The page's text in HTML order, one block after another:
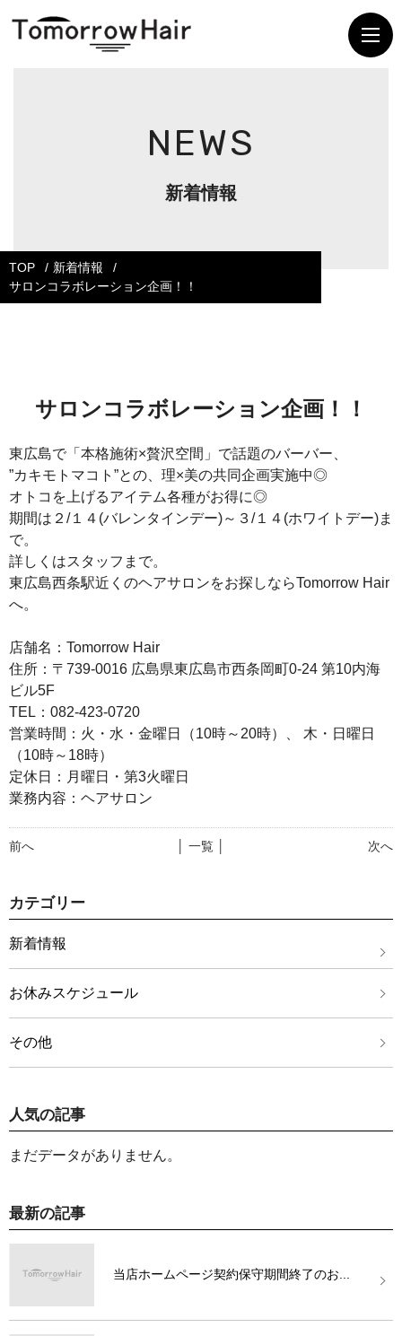
NEWS
新着情報
TOP
新着情報
サロンコラボレーション企画！！
サロンコラボレーション企画！！
東広島で「本格施術×贅沢空間」で話題のバーバー、
”カキモトマコト”との、理×美の共同企画実施中◎
オトコを上げるアイテム各種がお得に◎
期間は２/１４(バレンタインデー)～３/１４(ホワイトデー)ま
で。
詳しくはスタッフまで。
東広島西条駅近くのヘアサロンをお探しならTomorrow Hair
へ。
店舗名：Tomorrow Hair
住所：〒739-0016 広島県東広島市西条岡町0-24 第10内海
ビル5F
TEL：082-423-0720
営業時間：火・水・金曜日（10時～20時）、 木・日曜日
（10時～18時）
定休日：月曜日・第3火曜日
業務内容：ヘアサロン
前へ 次へ
│ 一覧 │
カテゴリー
新着情報
お休みスケジュール
その他
人気の記事
まだデータがありません。
最新の記事
当店ホームページ契約保守期間終了のお...